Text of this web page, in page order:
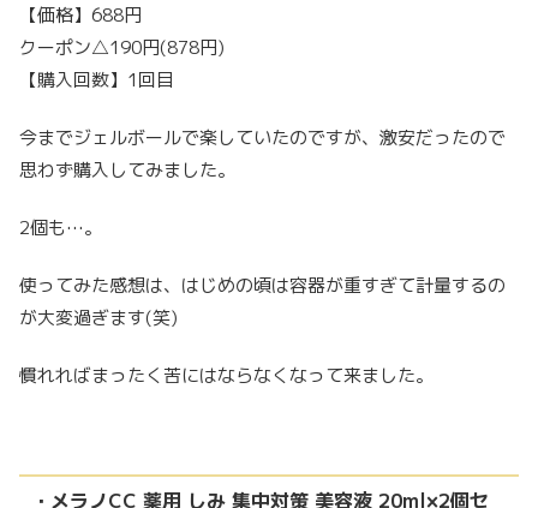
【価格】688円
クーポン△190円(878円)
【購入回数】1回目
今までジェルボールで楽していたのですが、激安だったので
思わず購入してみました。
2個も…。
使ってみた感想は、はじめの頃は容器が重すぎて計量するの
が大変過ぎます(笑)
慣れればまったく苦にはならなくなって来ました。
・メラノCC 薬用 しみ 集中対策 美容液 20ml×2個セ